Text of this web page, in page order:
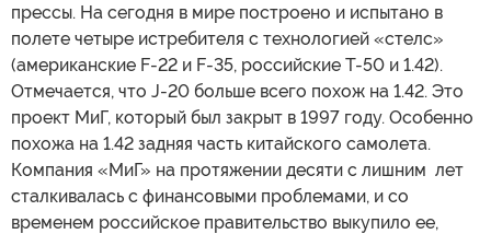
прессы. На сегодня в мире построено и испытано в
полете четыре истребителя с технологией «стелс»
(американские F-22 и F-35, российские Т-50 и 1.42).
Отмечается, что J-20 больше всего похож на 1.42. Это
проект МиГ, который был закрыт в 1997 году. Особенно
похожа на 1.42 задняя часть китайского самолета.
Компания «МиГ» на протяжении десяти с лишним лет
сталкивалась с финансовыми проблемами, и со
временем российское правительство выкупило ее,